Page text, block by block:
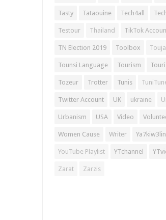
Tasty Tataouine Tech4all
Testour Thailand TikTok
TN Election 2019 Toolbox
Tounsi Language Tourism
Tozeur Trotter Tunis
Twitter Account UK ukraine
Urbanism USA Video
Women Cause Writer
YouTube Playlist YTchannel
Zarat Zarzis